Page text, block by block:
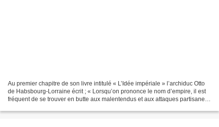
Au premier chapitre de son livre intitulé « L’Idée impériale » l’archiduc Otto
de Habsbourg-Lorraine écrit ; « Lorsqu’on prononce le nom d’empire, il est
fréquent de se trouver en butte aux malentendus et aux attaques partisanes.